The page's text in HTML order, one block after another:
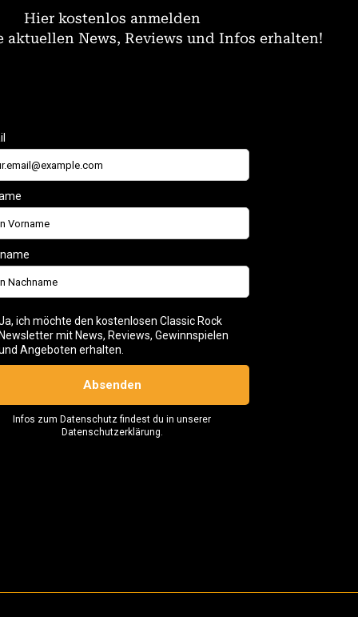
Hier kostenlos anmelden
aktuellen News, Reviews und Infos erhalten!